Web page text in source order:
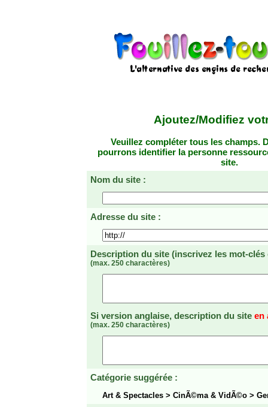
Ajoutez/Modifiez
Veuillez compléter tous les champs.
pourrons identifier la personne
site.
Nom du site :
Adresse du site :
Description du site (inscrivez les mot-
(max. 250 charactères)
Si version anglaise, description du site en
(max. 250 charactères)
Catégorie suggérée :
Art & Spectacles > CinÃ©ma & VidÃ©o >